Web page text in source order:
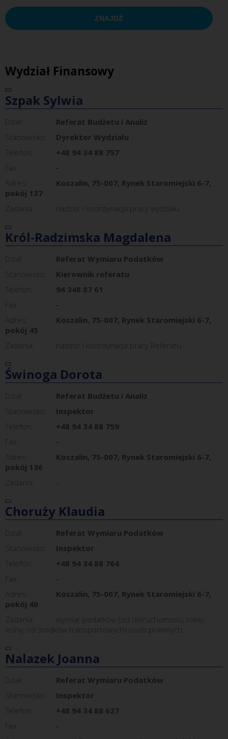
Wydział Finansowy
Szpak Sylwia
Dział:
Referat Budżetu i Analiz
Stanowisko:
Dyrektor Wydziału
Telefon:
+48 94 34 88 757
Fax:
-
Adres:
Koszalin, 75-007, Rynek Staromiejski 6-7,
pokój 137
Zadania:
nadzór i koordynacja pracy wydziału
Król-Radzimska Magdalena
Dział:
Referat Wymiaru Podatków
Stanowisko:
Kierownik referatu
Telefon:
94 348 87 61
Fax:
-
Adres:
Koszalin, 75-007, Rynek Staromiejski 6-7,
pokój 45
Zadania:
nadzór i koordynacja pracy Referatu
Świnoga Dorota
Dział:
Referat Budżetu i Analiz
Stanowisko:
Inspektor
Telefon:
+48 94 34 88 759
Fax:
-
Adres:
Koszalin, 75-007, Rynek Staromiejski 6-7,
pokój 136
Zadania:
Choruży Klaudia
Dział:
Referat Wymiaru Podatków
Stanowisko:
Inspektor
Telefon:
+48 94 34 88 764
Fax:
-
Adres:
Koszalin, 75-007, Rynek Staromiejski 6-7,
pokój 40
Zadania:
wymiar podatków (od nieruchomości, rolny,
leśny, od środków transportowych) osób prawnych.
Nalazek Joanna
Dział:
Referat Wymiaru Podatków
Stanowisko:
Inspektor
Telefon:
+48 94 34 88 627
Fax:
-